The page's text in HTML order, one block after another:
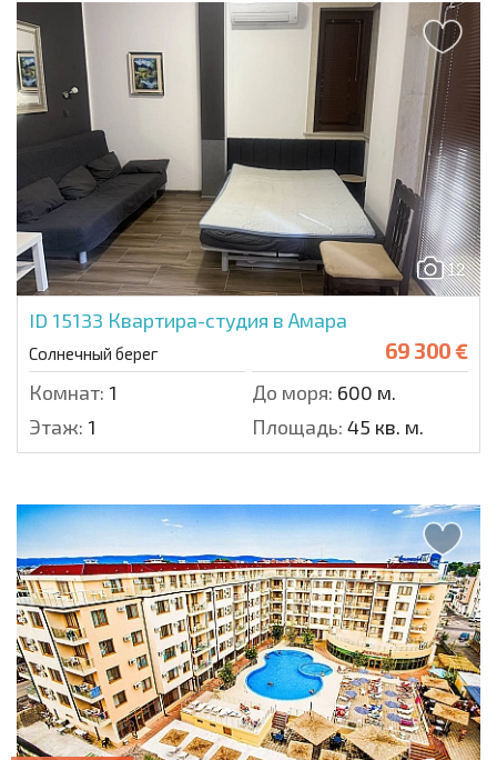
12
ID 15133 Квартира-студия в Амара
Солнечный берег 69 300 €
Комнат: 1 До моря: 600 м.
Этаж: 1 Площадь: 45 кв. м.